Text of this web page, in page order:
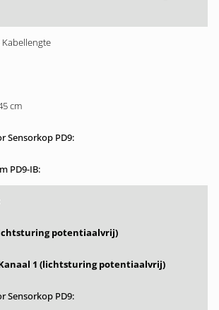
Kabellengte
cm
potentiaalvrij)
1 (lichtsturing potentiaalvrij)